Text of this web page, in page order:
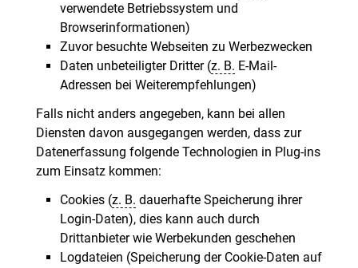
verwendete Betriebssystem und
Browserinformationen)
Zuvor besuchte Webseiten zu Werbezwecken
Daten unbeteiligter Dritter (z. B. E-Mail-
Adressen bei Weiterempfehlungen)
Falls nicht anders angegeben, kann bei allen
Diensten davon ausgegangen werden, dass zur
Datenerfassung folgende Technologien in Plug-ins
zum Einsatz kommen:
Cookies (z. B. dauerhafte Speicherung ihrer
Login-Daten), dies kann auch durch
Drittanbieter wie Werbekunden geschehen
Logdateien (Speicherung der Cookie-Daten auf